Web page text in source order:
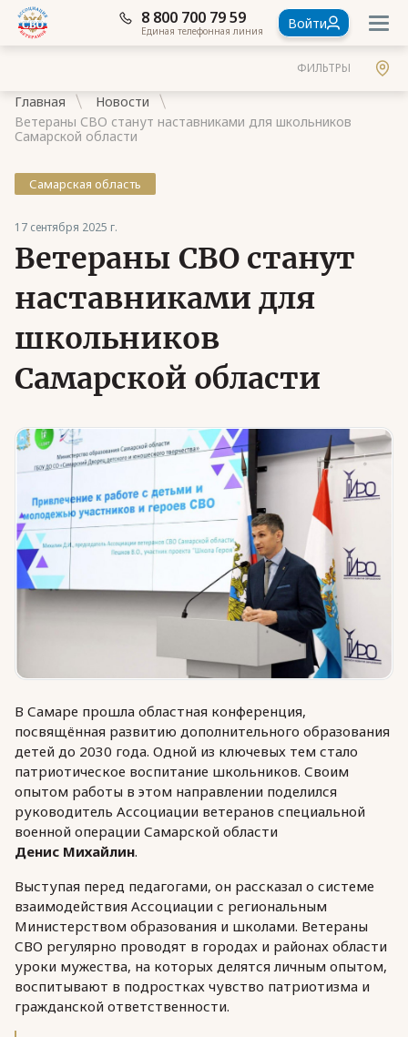
8 800 700 79 59
Единая телефонная линия Войти
ФИЛЬТРЫ
Главная
Новости
Ветераны СВО станут наставниками для школьников
Самарской области
Самарская область
17 сентября 2025 г.
Ветераны СВО станут
наставниками для
школьников
Самарской области
В Самаре прошла областная конференция,
посвящённая развитию дополнительного образования
детей до 2030 года. Одной из ключевых тем стало
патриотическое воспитание школьников. Своим
опытом работы в этом направлении поделился
руководитель Ассоциации ветеранов специальной
военной операции Самарской области
Денис Михайлин.
Выступая перед педагогами, он рассказал о системе
взаимодействия Ассоциации с региональным
Министерством образования и школами. Ветераны
СВО регулярно проводят в городах и районах области
уроки мужества, на которых делятся личным опытом,
воспитывают в подростках чувство патриотизма и
гражданской ответственности.
Контакты
Стать членом Ассоциации ветеранов СВО
Ассоциация в субъектах России
Частые вопросы
Юридическая помощь
Региональные меры поддержки